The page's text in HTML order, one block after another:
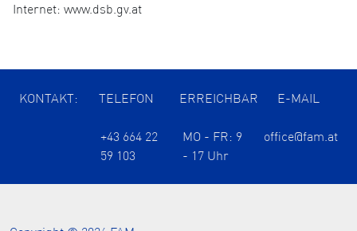
Internet: www.dsb.gv.at
KONTAKT: TELEFON ERREICHBAR E-MAIL
+43 664 22
59 103
MO - FR: 9
- 17 Uhr
office@fam.at